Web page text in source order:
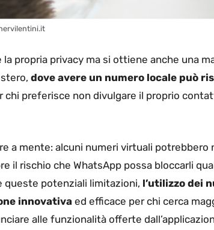
propria privacy ma si ottiene anche una
dove avere un numero locale può
chi preferisce non divulgare il proprio
a mente: alcuni numeri virtuali potrebbero
il rischio che WhatsApp possa bloccarli
potenziali limitazioni, l’utilizzo dei
innovativa ed efficace per chi cerca
alle funzionalità offerte